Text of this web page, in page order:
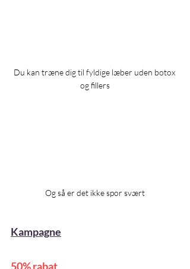
Du kan træne dig til fyldige læber uden botox
og fillers
Og så er det ikke spor svært
Kampagne
50% rabat